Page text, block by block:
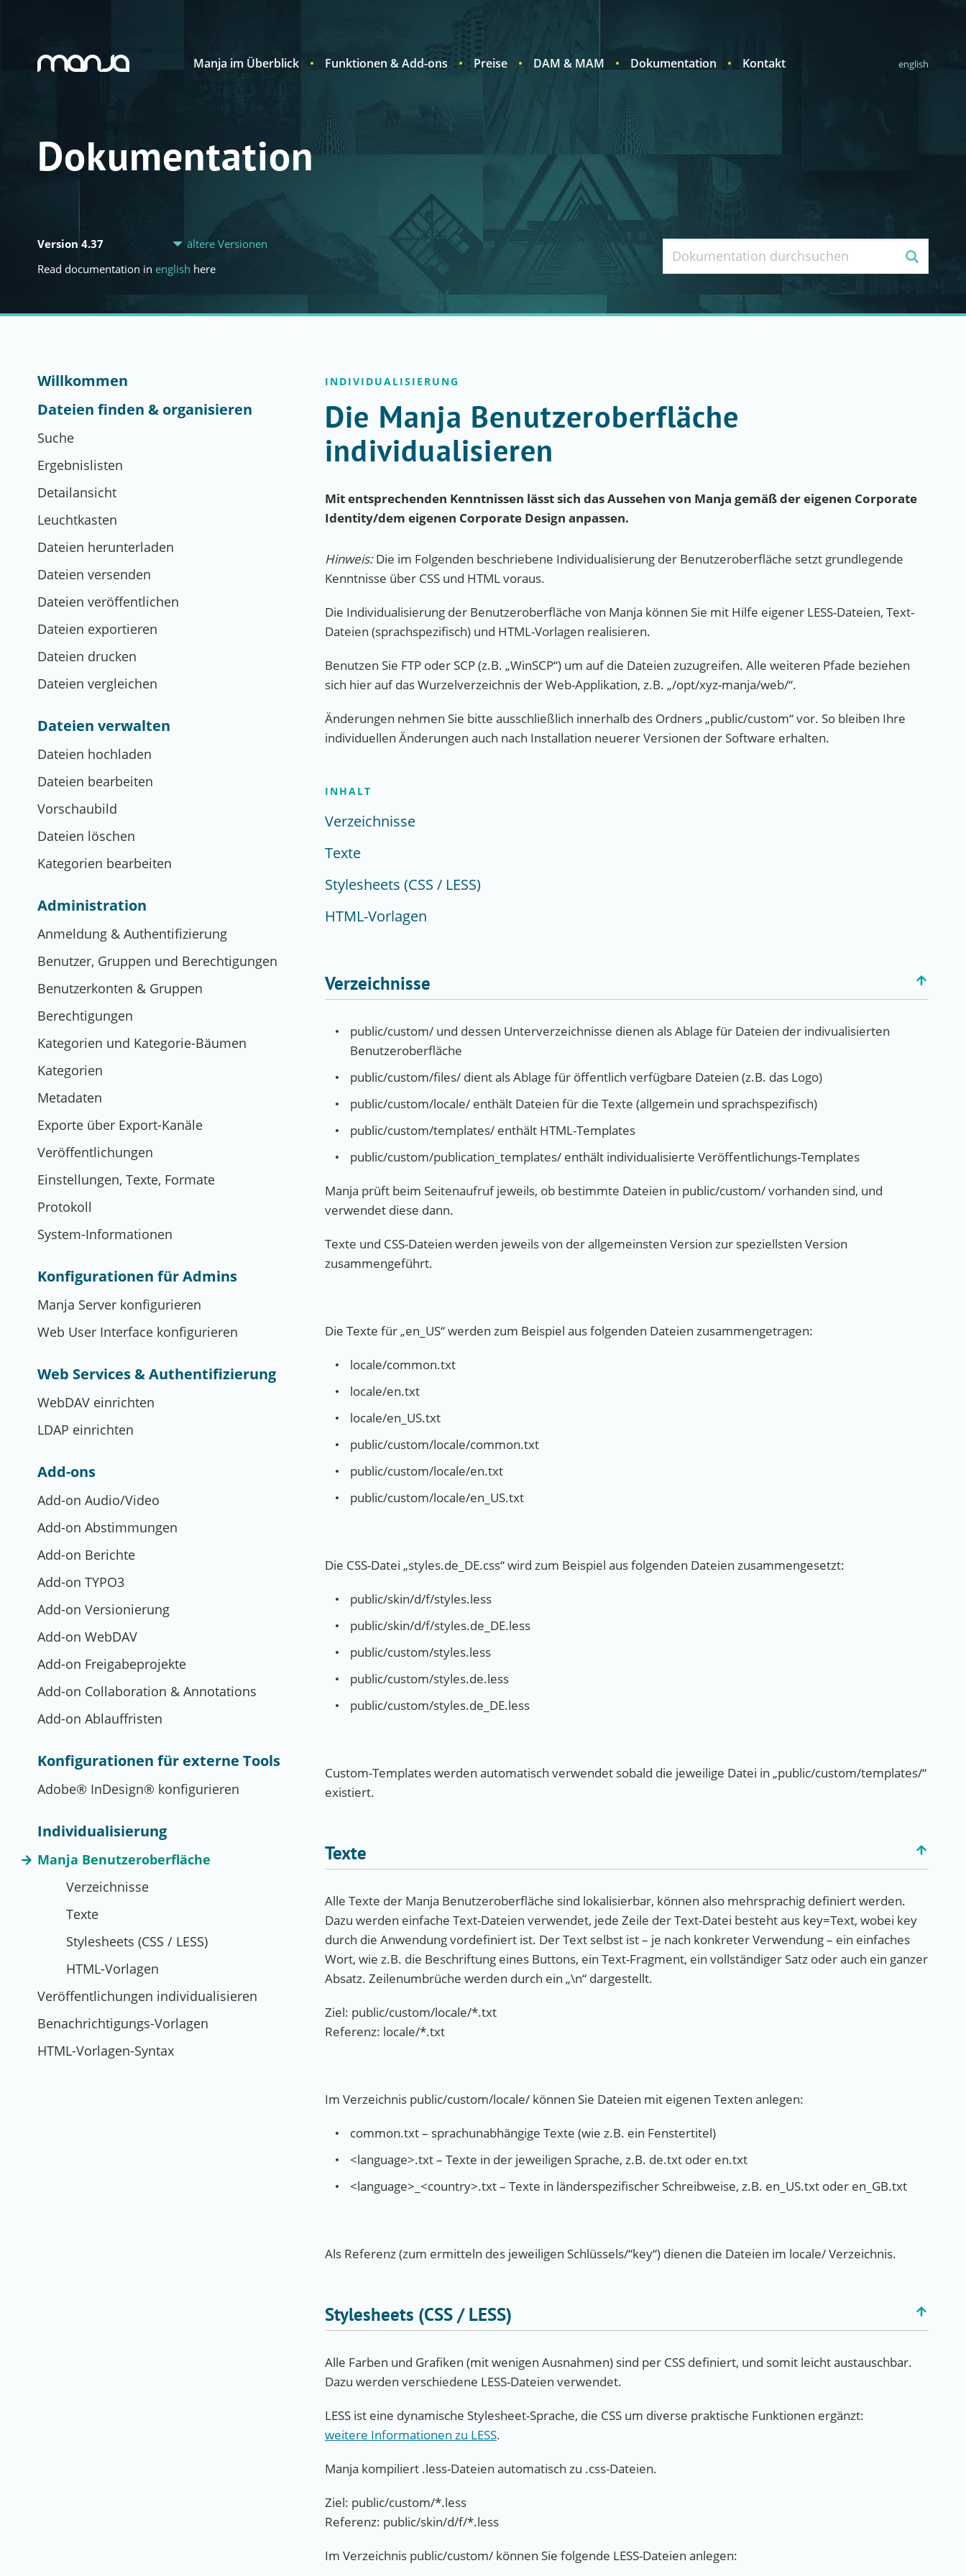
Navigation Manja im Überblick Funktionen & Add-ons Preise DAM & MAM Dokumentation Kontakt english
Dokumentation
Version 4.37
ältere Versionen
Read documentation in english here
Suche
Willkommen
Dateien finden & organisieren
Suche
Ergebnislisten
Detailansicht
Leuchtkasten
Dateien herunterladen
Dateien versenden
Dateien veröffentlichen
Dateien exportieren
Dateien drucken
Dateien vergleichen
Dateien verwalten
Dateien hochladen
Dateien bearbeiten
Vorschaubild
Dateien löschen
Kategorien bearbeiten
Administration
Anmeldung & Authentifizierung
Benutzer, Gruppen und Berechtigungen
Benutzerkonten & Gruppen
Berechtigungen
Kategorien und Kategorie-Bäumen
Kategorien
Metadaten
Exporte über Export-Kanäle
Veröffentlichungen
Einstellungen, Texte, Formate
Protokoll
System-Informationen
Konfigurationen für Admins
Manja Server konfigurieren
Web User Interface konfigurieren
Web Services & Authentifizierung
WebDAV einrichten
LDAP einrichten
Add-ons
Add-on Audio/Video
Add-on Abstimmungen
Add-on Berichte
Add-on TYPO3
Add-on Versionierung
Add-on WebDAV
Add-on Freigabeprojekte
Add-on Collaboration & Annotations
Add-on Ablauffristen
Konfigurationen für externe Tools
Adobe® InDesign® konfigurieren
Individualisierung
Manja Benutzeroberfläche
Verzeichnisse
Texte
Stylesheets (CSS / LESS)
HTML-Vorlagen
Veröffentlichungen individualisieren
Benachrichtigungs-Vorlagen
HTML-Vorlagen-Syntax
INDIVIDUALISIERUNG
Die Manja Benutzeroberfläche
individualisieren
Mit entsprechenden Kenntnissen lässt sich das Aussehen von Manja gemäß der eigenen Corporate
Identity/dem eigenen Corporate Design anpassen.
Hinweis:Die im Folgenden beschriebene Individualisierung der Benutzeroberfläche setzt grundlegende
Kenntnisse über CSS und HTML voraus.
Die Individualisierung der Benutzeroberfläche von Manja können Sie mit Hilfe eigener LESS-Dateien, Text-
Dateien (sprachspezifisch) und HTML-Vorlagen realisieren.
Benutzen Sie FTP oder SCP (z.B. „WinSCP“) um auf die Dateien zuzugreifen. Alle weiteren Pfade beziehen
sich hier auf das Wurzelverzeichnis der Web-Applikation, z.B. „/opt/xyz-manja/web/“.
Änderungen nehmen Sie bitte ausschließlich innerhalb des Ordners „public/custom“ vor. So bleiben Ihre
individuellen Änderungen auch nach Installation neuerer Versionen der Software erhalten.
INHALT
Verzeichnisse
Texte
Stylesheets (CSS / LESS)
HTML-Vorlagen
Verzeichnisse
public/custom/ und dessen Unterverzeichnisse dienen als Ablage für Dateien der indivualisierten
Benutzeroberfläche
public/custom/files/ dient als Ablage für öffentlich verfügbare Dateien (z.B. das Logo)
public/custom/locale/ enthält Dateien für die Texte (allgemein und sprachspezifisch)
public/custom/templates/ enthält HTML-Templates
public/custom/publication_templates/ enthält individualisierte Veröffentlichungs-Templates
Manja prüft beim Seitenaufruf jeweils, ob bestimmte Dateien in public/custom/ vorhanden sind, und
verwendet diese dann.
Texte und CSS-Dateien werden jeweils von der allgemeinsten Version zur speziellsten Version
zusammengeführt.
Die Texte für „en_US“ werden zum Beispiel aus folgenden Dateien zusammengetragen:
locale/common.txt
locale/en.txt
locale/en_US.txt
public/custom/locale/common.txt
public/custom/locale/en.txt
public/custom/locale/en_US.txt
Die CSS-Datei „styles.de_DE.css“ wird zum Beispiel aus folgenden Dateien zusammengesetzt:
public/skin/d/f/styles.less
public/skin/d/f/styles.de_DE.less
public/custom/styles.less
public/custom/styles.de.less
public/custom/styles.de_DE.less
Custom-Templates werden automatisch verwendet sobald die jeweilige Datei in „public/custom/templates/“
existiert.
Texte
Alle Texte der Manja Benutzeroberfläche sind lokalisierbar, können also mehrsprachig definiert werden.
Dazu werden einfache Text-Dateien verwendet, jede Zeile der Text-Datei besteht aus key=Text, wobei key
durch die Anwendung vordefiniert ist. Der Text selbst ist – je nach konkreter Verwendung – ein einfaches
Wort, wie z.B. die Beschriftung eines Buttons, ein Text-Fragment, ein vollständiger Satz oder auch ein ganzer
Absatz. Zeilenumbrüche werden durch ein „\n“ dargestellt.
Ziel: public/custom/locale/*.txt
Referenz: locale/*.txt
Im Verzeichnis public/custom/locale/ können Sie Dateien mit eigenen Texten anlegen:
common.txt – sprachunabhängige Texte (wie z.B. ein Fenstertitel)
<language>.txt – Texte in der jeweiligen Sprache, z.B. de.txt oder en.txt
<language>_<country>.txt – Texte in länderspezifischer Schreibweise, z.B. en_US.txt oder en_GB.txt
Als Referenz (zum ermitteln des jeweiligen Schlüssels/“key“) dienen die Dateien im locale/ Verzeichnis.
Stylesheets (CSS / LESS)
Alle Farben und Grafiken (mit wenigen Ausnahmen) sind per CSS definiert, und somit leicht austauschbar.
Dazu werden verschiedene LESS-Dateien verwendet.
LESS ist eine dynamische Stylesheet-Sprache, die CSS um diverse praktische Funktionen ergänzt:
weitere Informationen zu LESS.
Manja kompiliert .less-Dateien automatisch zu .css-Dateien.
Ziel: public/custom/*.less
Referenz: public/skin/d/f/*.less
Im Verzeichnis public/custom/ können Sie folgende LESS-Dateien anlegen: